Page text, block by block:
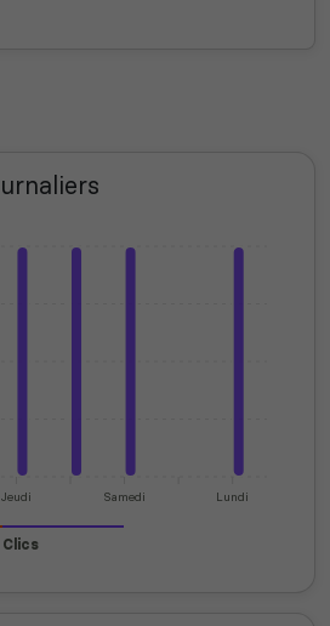
Jeudi Samedi Lundi
Clics